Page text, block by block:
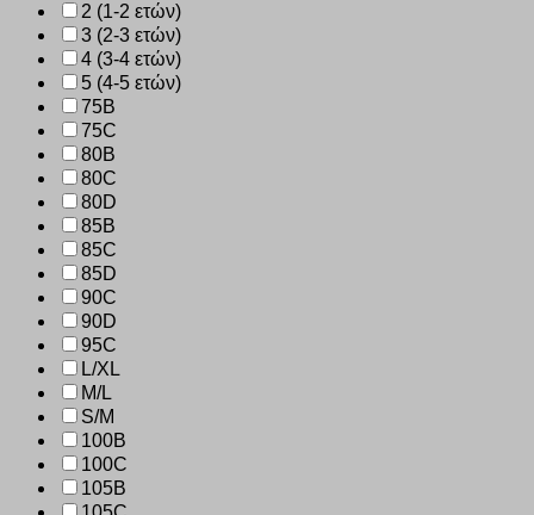
2 (1-2 ετών)
3 (2-3 ετών)
4 (3-4 ετών)
5 (4-5 ετών)
75B
75C
80B
80C
80D
85B
85C
85D
90C
90D
95C
L/XL
M/L
S/M
100B
100C
105B